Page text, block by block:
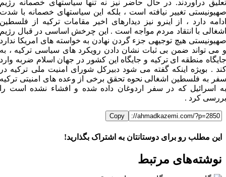
تعلیق درآوردند. در حال حاضر نیز نه تنها سیاستهای خصمانه رژیم
صهیونیستی تغییر نیافته است ، بلکه این سیاستهای خصمانه با شدت
ادامه دارد ، از اینرو نیز دیدارهای اخیر مقامات ترکیه از فلسطین
اشغالی با انتقاد مردم مواجه است . این چرخش اساسی در قبال رژیم
صهیونیستی هیچ توجیهی جزء گردن نهادن به خواسته های امریکا ندارد
و می تواند ضمن بی ثبات نشان دادن رویکرد های سیاسی ترکیه ، به
جایگاه منطقه ای ترکیه و جایگاه این کشور در جهان اسلام ضربه وارد
کند . بویژه اینکه گفته می شود دبیرکل شورای امنیت ملی ترکیه در
سفر به فلسطین اشغالی نحوه تحقق برخی از وعده های امنیتی ترکیه
به اسرائیل که در سفر اردوغان داده شده و افشاء نشده است را
بررسی کرد .
Copy
این مطلب رو برای دوستانتان به اشتراک بگذارید!
FacebookX
LinkedIn
WhatsApp
Telegram
ایمیل
نوشته‌‌های مرتبط